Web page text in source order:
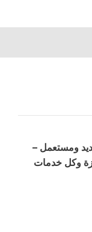
ومستعمل –
وكل خدمات